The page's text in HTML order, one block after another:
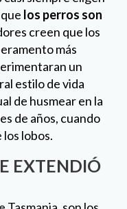
EXTENDIÓ
son los
que sufrenun
se contagia
y deforma
de un único
el mal a
se